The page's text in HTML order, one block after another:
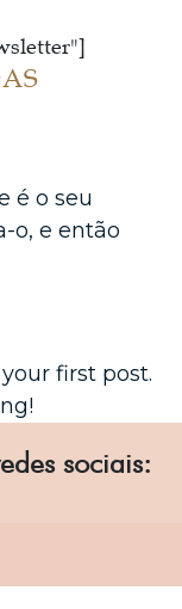
é o seu
o, e então
first post.
sociais: